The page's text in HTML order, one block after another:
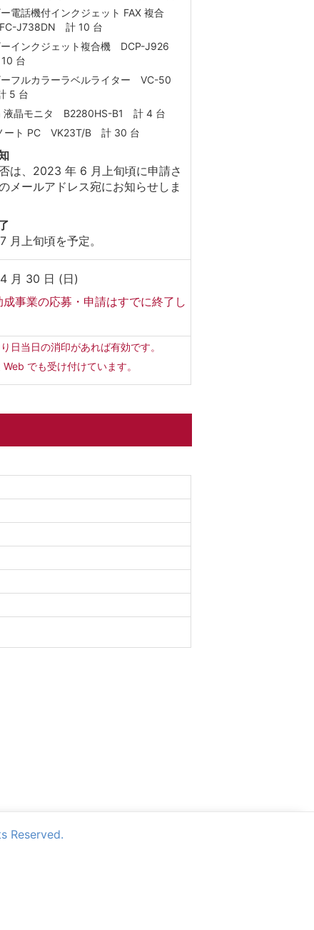
電話機付インクジェット FAX 複合
J738DN 計 10 台
ーインクジェット複合機 DCP-J926
台
ーフルカラーラベルライター VC-50
5 台
液晶モニタ B2280HS-B1 計 4 台
ート PC VK23T/B 計 30 台
は、2023 年 6 月上旬頃に申請さ
メールアドレス宛にお知らせしま
月上旬頃を予定。
月 30 日 (日)
成事業の応募・申請はすでに終了し
日当日の消印があれば有効です。
Web でも受け付けています。
Reserved.